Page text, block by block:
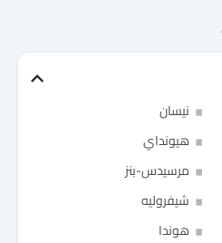
نيسان
هيونداي
مرسيدس-بنز
شيفروليه
هوندا
Link Your
Link Your